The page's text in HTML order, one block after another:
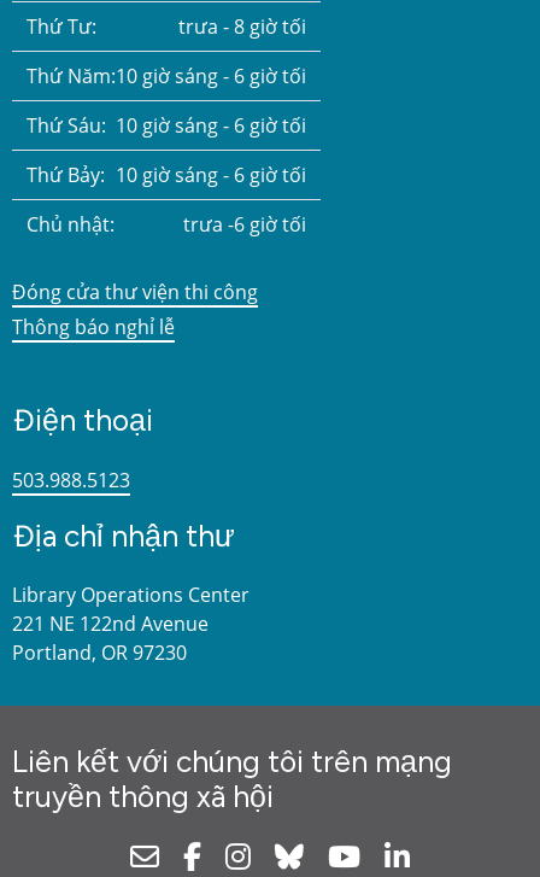
Thứ Tư:
trưa - 8 giờ tối
Thứ Năm:10 giờ sáng - 6 giờ tối
Thứ Sáu: 10 giờ sáng - 6 giờ tối
Thứ Bảy: 10 giờ sáng - 6 giờ tối
Chủ nhật:
trưa -6 giờ tối
Đóng cửa thư viện thi công
Thông báo nghỉ lễ
Điện thoại
503.988.5123
Địa chỉ nhận thư
Library Operations Center
221 NE 122nd Avenue
Portland, OR 97230
Liên kết với chúng tôi trên mạng
truyền thông xã hội
NewsletterFacebookInstagram
Bluesky Youtube